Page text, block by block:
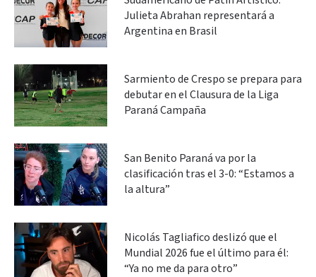
Julieta Abrahan representará a
Argentina en Brasil
Sarmiento de Crespo se prepara para
debutar en el Clausura de la Liga
Paraná Campaña
San Benito Paraná va por la
clasificación tras el 3-0: “Estamos a
la altura”
Nicolás Tagliafico deslizó que el
Mundial 2026 fue el último para él:
“Ya no me da para otro”